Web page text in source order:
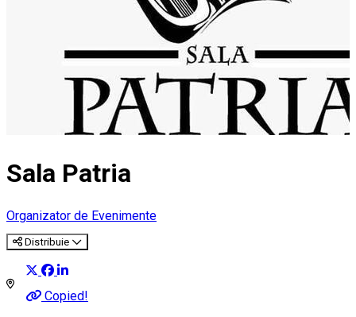
Sala Patria
Organizator de Evenimente
Distribuie
Copied!